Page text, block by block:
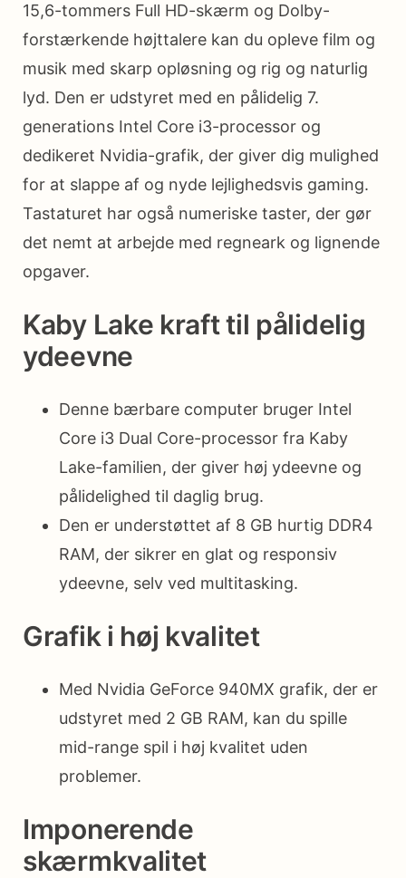
15,6-tommers Full HD-skærm og Dolby-
forstærkende højttalere kan du opleve film og
musik med skarp opløsning og rig og naturlig
lyd. Den er udstyret med en pålidelig 7.
generations Intel Core i3-processor og
dedikeret Nvidia-grafik, der giver dig mulighed
for at slappe af og nyde lejlighedsvis gaming.
Tastaturet har også numeriske taster, der gør
det nemt at arbejde med regneark og lignende
opgaver.
Kaby Lake kraft til pålidelig
ydeevne
Denne bærbare computer bruger Intel
Core i3 Dual Core-processor fra Kaby
Lake-familien, der giver høj ydeevne og
pålidelighed til daglig brug.
Den er understøttet af 8 GB hurtig DDR4
RAM, der sikrer en glat og responsiv
ydeevne, selv ved multitasking.
Grafik i høj kvalitet
Med Nvidia GeForce 940MX grafik, der er
udstyret med 2 GB RAM, kan du spille
mid-range spil i høj kvalitet uden
problemer.
Imponerende
skærmkvalitet